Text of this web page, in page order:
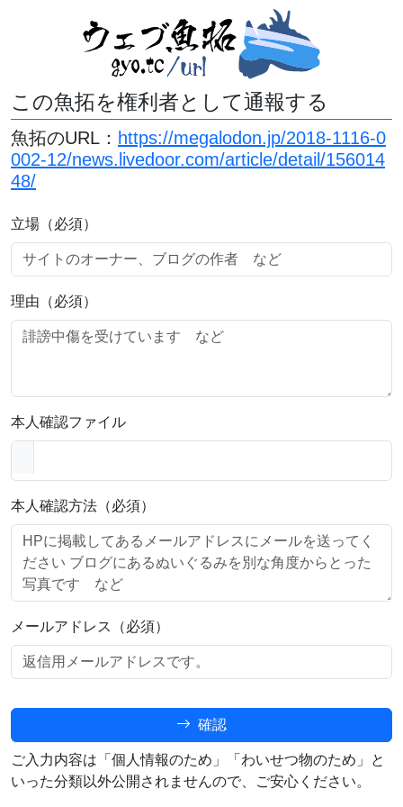
この魚拓を権利者として通報する
魚拓のURL： https://megalodon.jp/2018-1116-0
002-12/news.livedoor.com/article/detail/156014
48/
立場（必須）
理由（必須）
本人確認ファイル
本人確認方法（必須）
メールアドレス（必須）
確認
ご入力内容は「個人情報のため」「わいせつ物のため」と
いった分類以外公開されませんので、ご安心ください。